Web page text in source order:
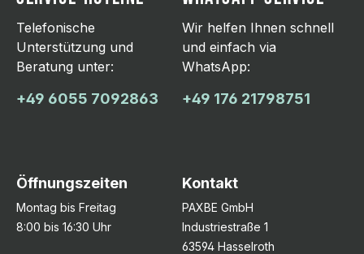
Telefonische
Unterstützung und
Beratung unter:
+49 6055 7092863
Wir helfen Ihnen schnell
und einfach via
WhatsApp:
+49 176 21798751
Öffnungszeiten
Montag bis Freitag
8:00 bis 16:30 Uhr
Kontakt
PAXBE GmbH
Industriestraße 1
63594 Hasselroth